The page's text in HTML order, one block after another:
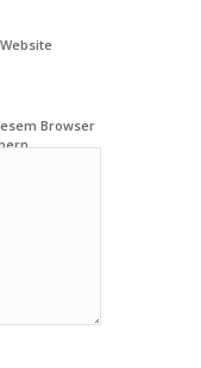
Website
Browser